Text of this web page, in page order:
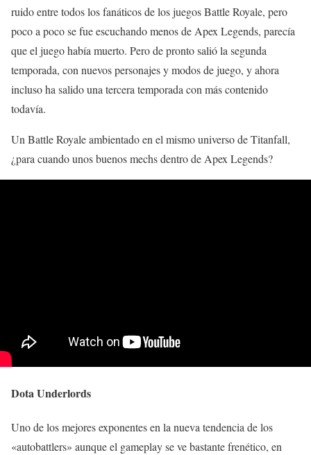
ruido entre todos los fanáticos de los juegos Battle Royale, pero
poco a poco se fue escuchando menos de Apex Legends, parecía
que el juego había muerto. Pero de pronto salió la segunda
temporada, con nuevos personajes y modos de juego, y ahora
incluso ha salido una tercera temporada con más contenido
todavía.
Un Battle Royale ambientado en el mismo universo de Titanfall,
¿para cuando unos buenos mechs dentro de Apex Legends?
Dota Underlords
Uno de los mejores exponentes en la nueva tendencia de los
«autobattlers» aunque el gameplay se ve bastante frenético, en